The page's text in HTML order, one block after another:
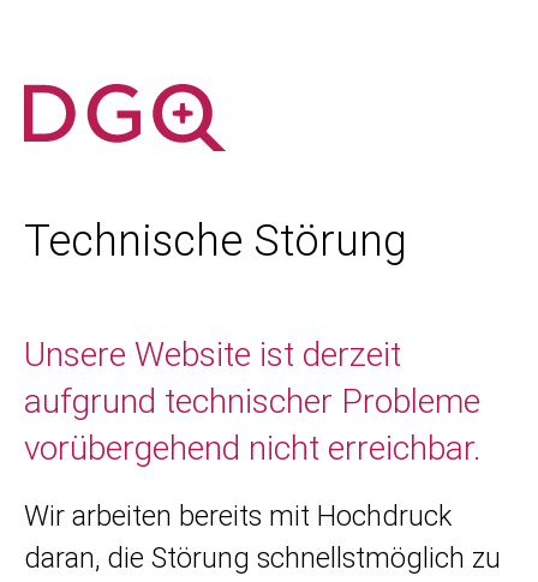
Technische Störung
Unsere Website ist derzeit
aufgrund technischer Probleme
vorübergehend nicht erreichbar.
Wir arbeiten bereits mit Hochdruck
daran, die Störung schnellstmöglich zu